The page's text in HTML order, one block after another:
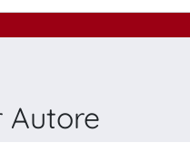
Autore